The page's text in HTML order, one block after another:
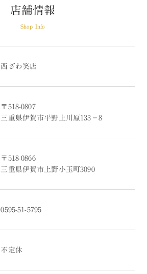
店舗情報
Shop Info
西ざわ笑店
〒518-0807
三重県伊賀市平野上川原133−8
〒518-0866
三重県伊賀市上野小玉町3090
0595-51-5795
不定休